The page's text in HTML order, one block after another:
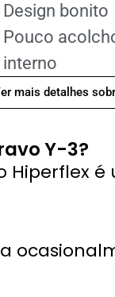
Design bonito
Pouco
interno
mais detalhes
Y-3?
Hiperflex é